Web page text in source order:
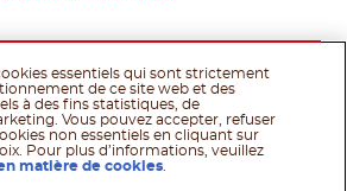
essentiels qui sont strictement
de ce site web et des
à des fins statistiques, de
Vous pouvez accepter, refuser
non essentiels en cliquant sur
Pour plus d’informations, veuillez
matière de cookies